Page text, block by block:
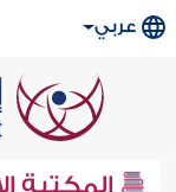
عربي
المكتبة